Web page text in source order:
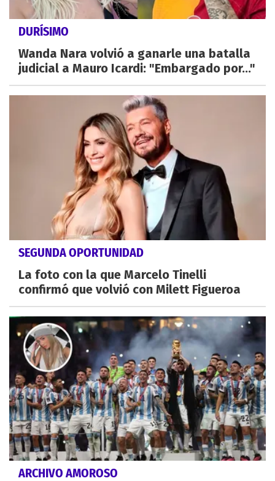
DURÍSIMO
Wanda Nara volvió a ganarle una batalla
judicial a Mauro Icardi: "Embargado por..."
SEGUNDA OPORTUNIDAD
La foto con la que Marcelo Tinelli
confirmó que volvió con Milett Figueroa
ARCHIVO AMOROSO